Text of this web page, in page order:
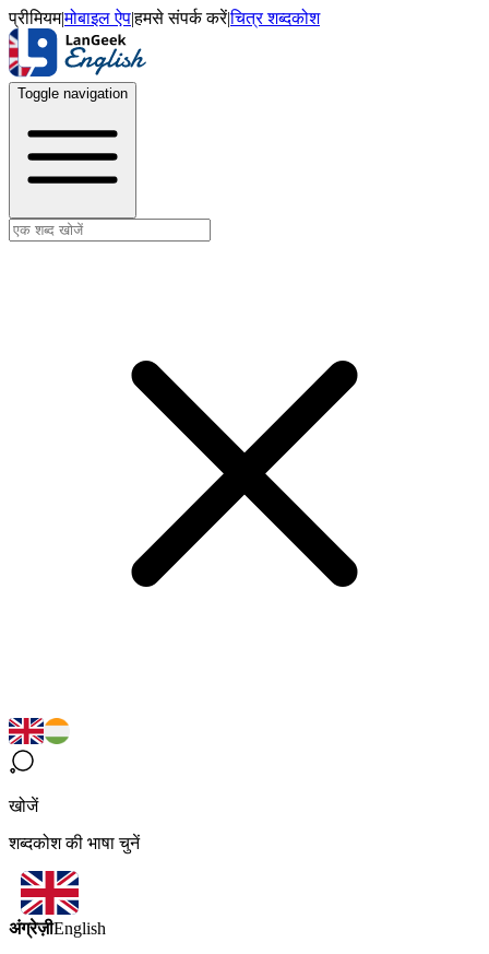
प्रीमियम|मोबाइल ऐप|हमसे संपर्क करें|चित्र शब्दकोश
Toggle navigation
खोजें
शब्दकोश की भाषा चुनें
अंग्रेज़ीEnglish